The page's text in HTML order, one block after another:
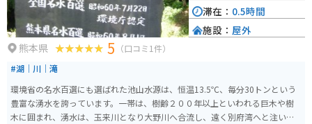
熊本県 5 （口コミ1件）
#湖｜川｜滝
環境省の名水百選にも選ばれた池山水源は、恒温13.5℃、毎分30トンという
豊富な湧水を誇っています。一帯は、樹齢２００年以上といわれる巨木や樹
木に囲まれ、湧水は、玉来川となり大野川へ合流し、遠く別府湾へと注いで
滞在： 0.5時間
施設： 屋外